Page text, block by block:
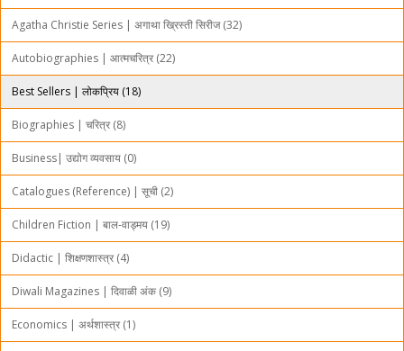
Agatha Christie Series | अगाथा ख्रिस्ती सिरीज (32)
Autobiographies | आत्मचरित्र (22)
Best Sellers | लोकप्रिय (18)
Biographies | चरित्र (8)
Business| उद्योग व्यवसाय (0)
Catalogues (Reference) | सूची (2)
Children Fiction | बाल-वाड्मय (19)
Didactic | शिक्षणशास्त्र (4)
Diwali Magazines | दिवाळी अंक (9)
Economics | अर्थशास्त्र (1)